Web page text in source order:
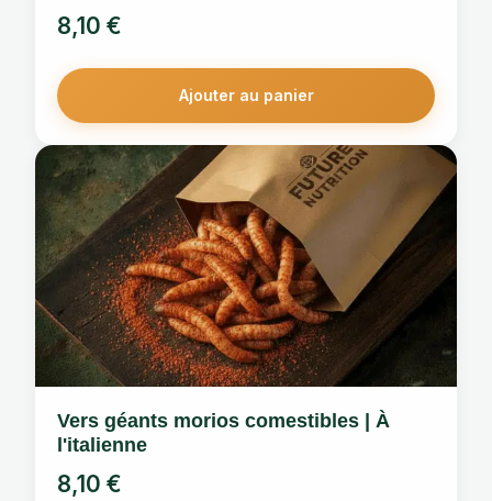
8,10 €
Ajouter au panier
Vers géants morios comestibles | À
l'italienne
8,10 €